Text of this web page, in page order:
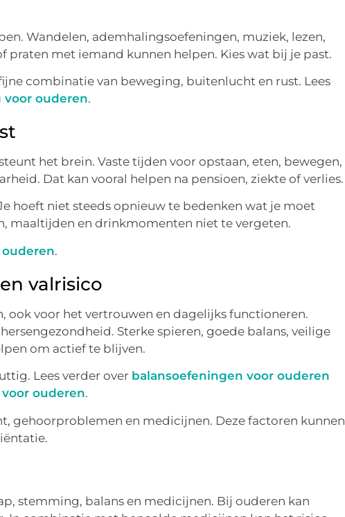
Wandelen, ademhalingsoefeningen, muziek, lezen,
met iemand kunnen helpen. Kies wat bij je past.
combinatie van beweging, buitenlucht en rust. Lees
ouderen.
het brein. Vaste tijden voor opstaan, eten, bewegen,
Dat kan vooral helpen na pensioen, ziekte of verlies.
hoeft niet steeds opnieuw te bedenken wat je moet
maaltijden en drinkmomenten niet te vergeten.
.
valrisico
ook voor het vertrouwen en dagelijks functioneren.
Sterke spieren, goede balans, veilige
om actief te blijven.
Lees verder over balansoefeningen voor ouderen
ouderen.
gehoorproblemen en medicijnen. Deze factoren kunnen
stemming, balans en medicijnen. Bij ouderen kan